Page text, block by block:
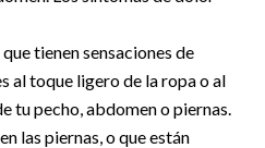
tienen sensaciones de
al toque ligero de la ropa o al
tu pecho, abdomen o piernas.
las piernas, o que están